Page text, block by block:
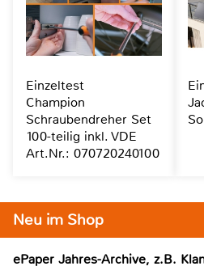
Neu im Shop
ePaper Jahres-Archive, z.B.
Einzeltest
Champion
Schraubendreher Set
100-teilig inkl. VDE
Art.Nr.: 070720240100